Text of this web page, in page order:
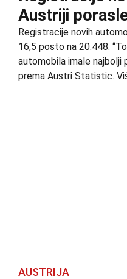
Austriji
Registracije novih
16,5 posto na 20.448.
automobila imale najbolji
prema Austri Statistic.
AUSTRIJA